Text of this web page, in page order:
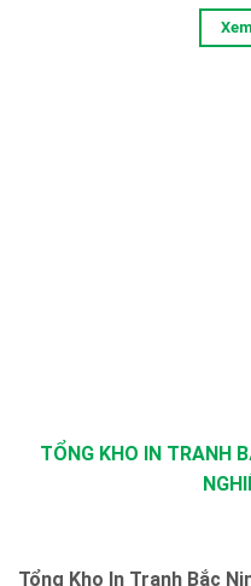
TỔNG KHO IN TRANH
Tổng Kho In Tranh Bắc